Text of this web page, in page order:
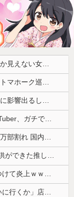
【公開処刑】右３が強すぎて周りがモブにしか見えない女子の集団ｗｗｗｗ 【Pickup05153411】
韓国人「海上自衛隊護衛艦ちょうかいによるトマホーク巡航ミサイルの実射試験に韓国人が衝撃！」→「着々と進む最新鋭の防衛装備‥」
アメリカ「日本の円安ヤバくね？アジア経済に影響出るし。」
【恐怖】酒とタバコを愛する日常系女性YouTuber、ガチで体が終わる・・・
「週刊少年ジャンプ」発行部数が初の１００万部割れ 国内の紙雑誌で「１００万部超」ゼロに
【朗報】檜山沙耶(おさや)伝説のファン、子供ができた推しへの正直な気持ちを語るwwwww
【悲報】 有吉、一般人に「ド正論」を叩きつけて炎上ｗｗｗｗｗｗｗｗ
【画像】 ワイ「アルファードいいなあ。買いに行くか」店員「ほいっ見積もりな！」ワイ「金額おかしくね？」←お前らもそう思うよな？？？？？